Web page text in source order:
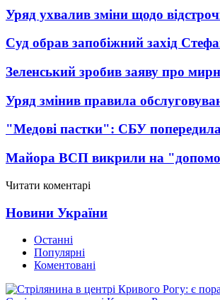
Уряд ухвалив зміни щодо
Суд обрав запобіжний захід
Зеленський зробив заяву про
Уряд змінив правила
"Медові пастки": СБУ попередила
Майора ВСП викрили на
Читати коментарі
Новини України
Останні
Популярні
Коментовані